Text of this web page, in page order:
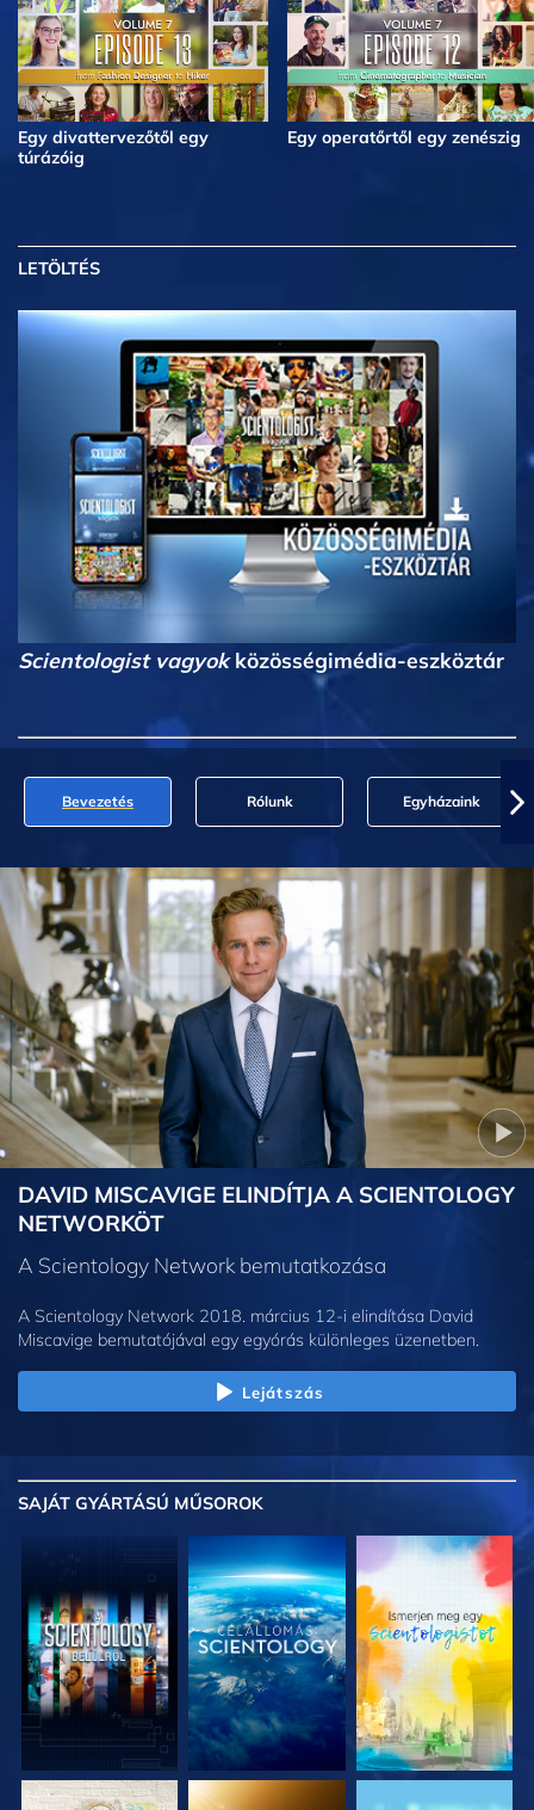
Egy divattervezőtől egy
túrázóig
Egy operatőrtől egy zenészig
LETÖLTÉS
Scientologist vagyokközösségimédia-eszköztár
Bevezetés Rólunk Egyházaink
DAVID MISCAVIGE ELINDÍTJA A SCIENTOLOGY
NETWORKÖT
A Scientology Network bemutatkozása
A Scientology Network 2018. március 12-i elindítása David
Miscavige bemutatójával egy egyórás különleges üzenetben.
Lejátszás
SAJÁT GYÁRTÁSÚ MŰSOROK